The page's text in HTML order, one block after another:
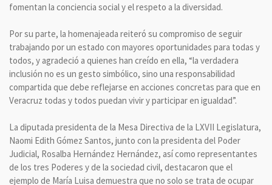
fomentan la conciencia social y el respeto a la diversidad.
Por su parte, la homenajeada reiteró su compromiso de seguir
trabajando por un estado con mayores oportunidades para todas y
todos, y agradeció a quienes han creído en ella, “la verdadera
inclusión no es un gesto simbólico, sino una responsabilidad
compartida que debe reflejarse en acciones concretas para que en
Veracruz todas y todos puedan vivir y participar en igualdad”.
La diputada presidenta de la Mesa Directiva de la LXVII Legislatura,
Naomi Edith Gómez Santos, junto con la presidenta del Poder
Judicial, Rosalba Hernández Hernández, así como representantes
de los tres Poderes y de la sociedad civil, destacaron que el
ejemplo de María Luisa demuestra que no solo se trata de ocupar